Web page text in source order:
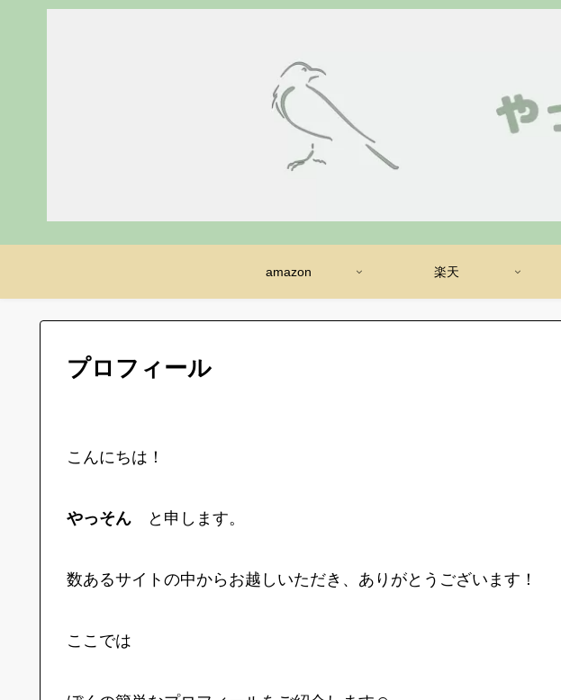
amazon 楽天
プロフィール
こんにちは！
やっそん と申します。
数あるサイトの中からお越しいただき、ありがとうございます！
ここでは